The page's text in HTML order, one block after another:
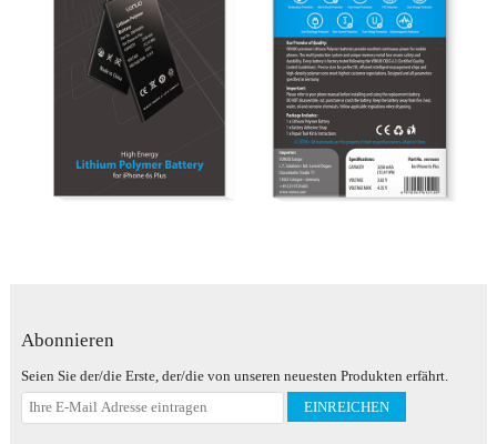
Abonnieren
Seien Sie der/die Erste, der/die von unseren neuesten Produkten erfährt.
EINREICHEN